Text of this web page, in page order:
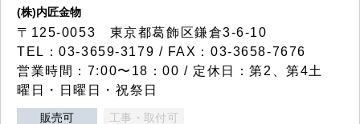
(株)内匠金物
〒125-0053 東京都葛飾区鎌倉3-6-10
TEL：03-3659-3179 / FAX：03-3658-7676
営業時間：7:00〜18：00 / 定休日：第2、第4土
曜日・日曜日・祝祭日
販売可 工事・取付可